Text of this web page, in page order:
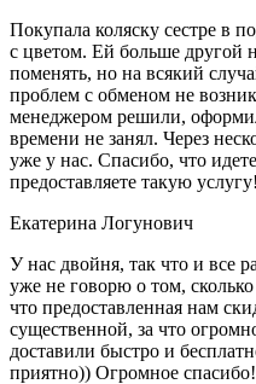
Покупала коляску сестре в
с цветом. Ей больше другой
поменять, но на всякий
проблем с обменом не
менеджером решили,
времени не занял. Через
уже у нас. Спасибо, что
предоставляете такую услугу!
Екатерина Логунович
У нас двойня, так что и все
уже не говорю о том,
что предоставленная нам
существенной, за что
доставили быстро и
приятно)) Огромное спасибо!